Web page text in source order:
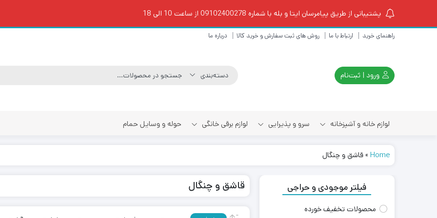
پشتیبانی از طریق پیامرسان ایتا و بله با شماره 09102400278 از ساعت 10 الی 18
راهنمای خرید ارتباط با ما روش های ثبت سفارش و خرید کالا درباره ما
ورود | ثبت‌نام
لوازم خانه و آشپزخانه سرو و پذیرایی لوازم برقی خانگی
اسپرسو ساز و قهوه ساز
حوله و وسایل حمام
Home
»قاشق و چنگال
قاشق و چنگال فیلتر موجودی و حراجی
محصولات تخفیف خورده